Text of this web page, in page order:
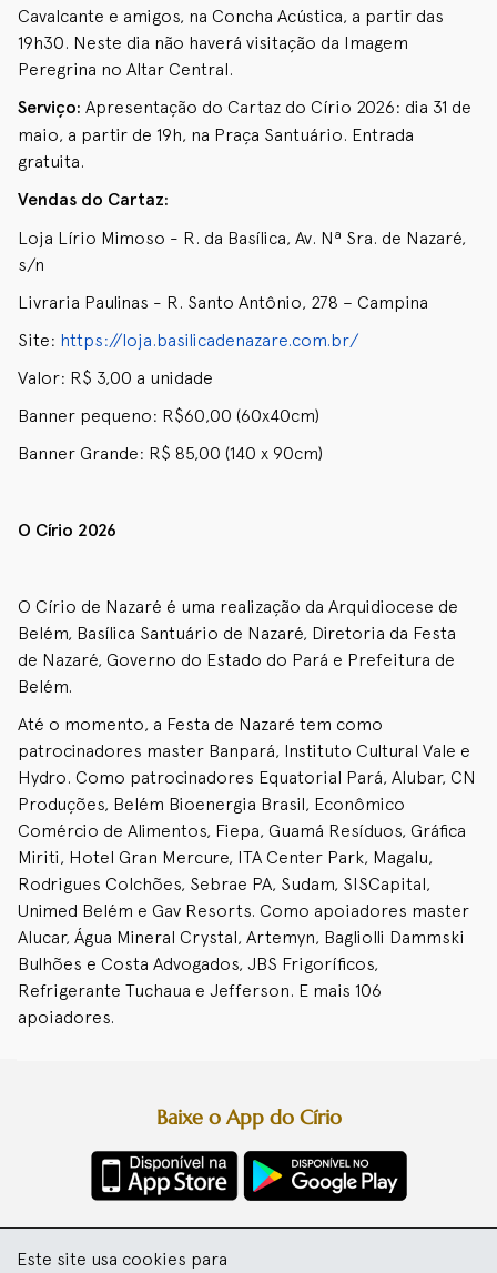
Cavalcante e amigos, na Concha Acústica, a partir das
19h30. Neste dia não haverá visitação da Imagem
Peregrina no Altar Central.
Serviço: Apresentação do Cartaz do Círio 2026: dia 31 de
maio, a partir de 19h, na Praça Santuário. Entrada
gratuita.
Vendas do Cartaz:
Loja Lírio Mimoso - R. da Basílica, Av. Nª Sra. de Nazaré,
s/n
Livraria Paulinas - R. Santo Antônio, 278 – Campina
Site: https://loja.basilicadenazare.com.br/
Valor: R$ 3,00 a unidade
Banner pequeno: R$60,00 (60x40cm)
Banner Grande: R$ 85,00 (140 x 90cm)
O Círio 2026
O Círio de Nazaré é uma realização da Arquidiocese de
Belém, Basílica Santuário de Nazaré, Diretoria da Festa
de Nazaré, Governo do Estado do Pará e Prefeitura de
Belém.
Até o momento, a Festa de Nazaré tem como
patrocinadores master Banpará, Instituto Cultural Vale e
Hydro. Como patrocinadores Equatorial Pará, Alubar, CN
Produções, Belém Bioenergia Brasil, Econômico
Comércio de Alimentos, Fiepa, Guamá Resíduos, Gráfica
Miriti, Hotel Gran Mercure, ITA Center Park, Magalu,
Rodrigues Colchões, Sebrae PA, Sudam, SISCapital,
Unimed Belém e Gav Resorts. Como apoiadores master
Alucar, Água Mineral Crystal, Artemyn, Bagliolli Dammski
Bulhões e Costa Advogados, JBS Frigoríficos,
Refrigerante Tuchaua e Jefferson. E mais 106
apoiadores.
Este site usa cookies paraBasílica Santuário de Nazaré
Baixe o App do Círio